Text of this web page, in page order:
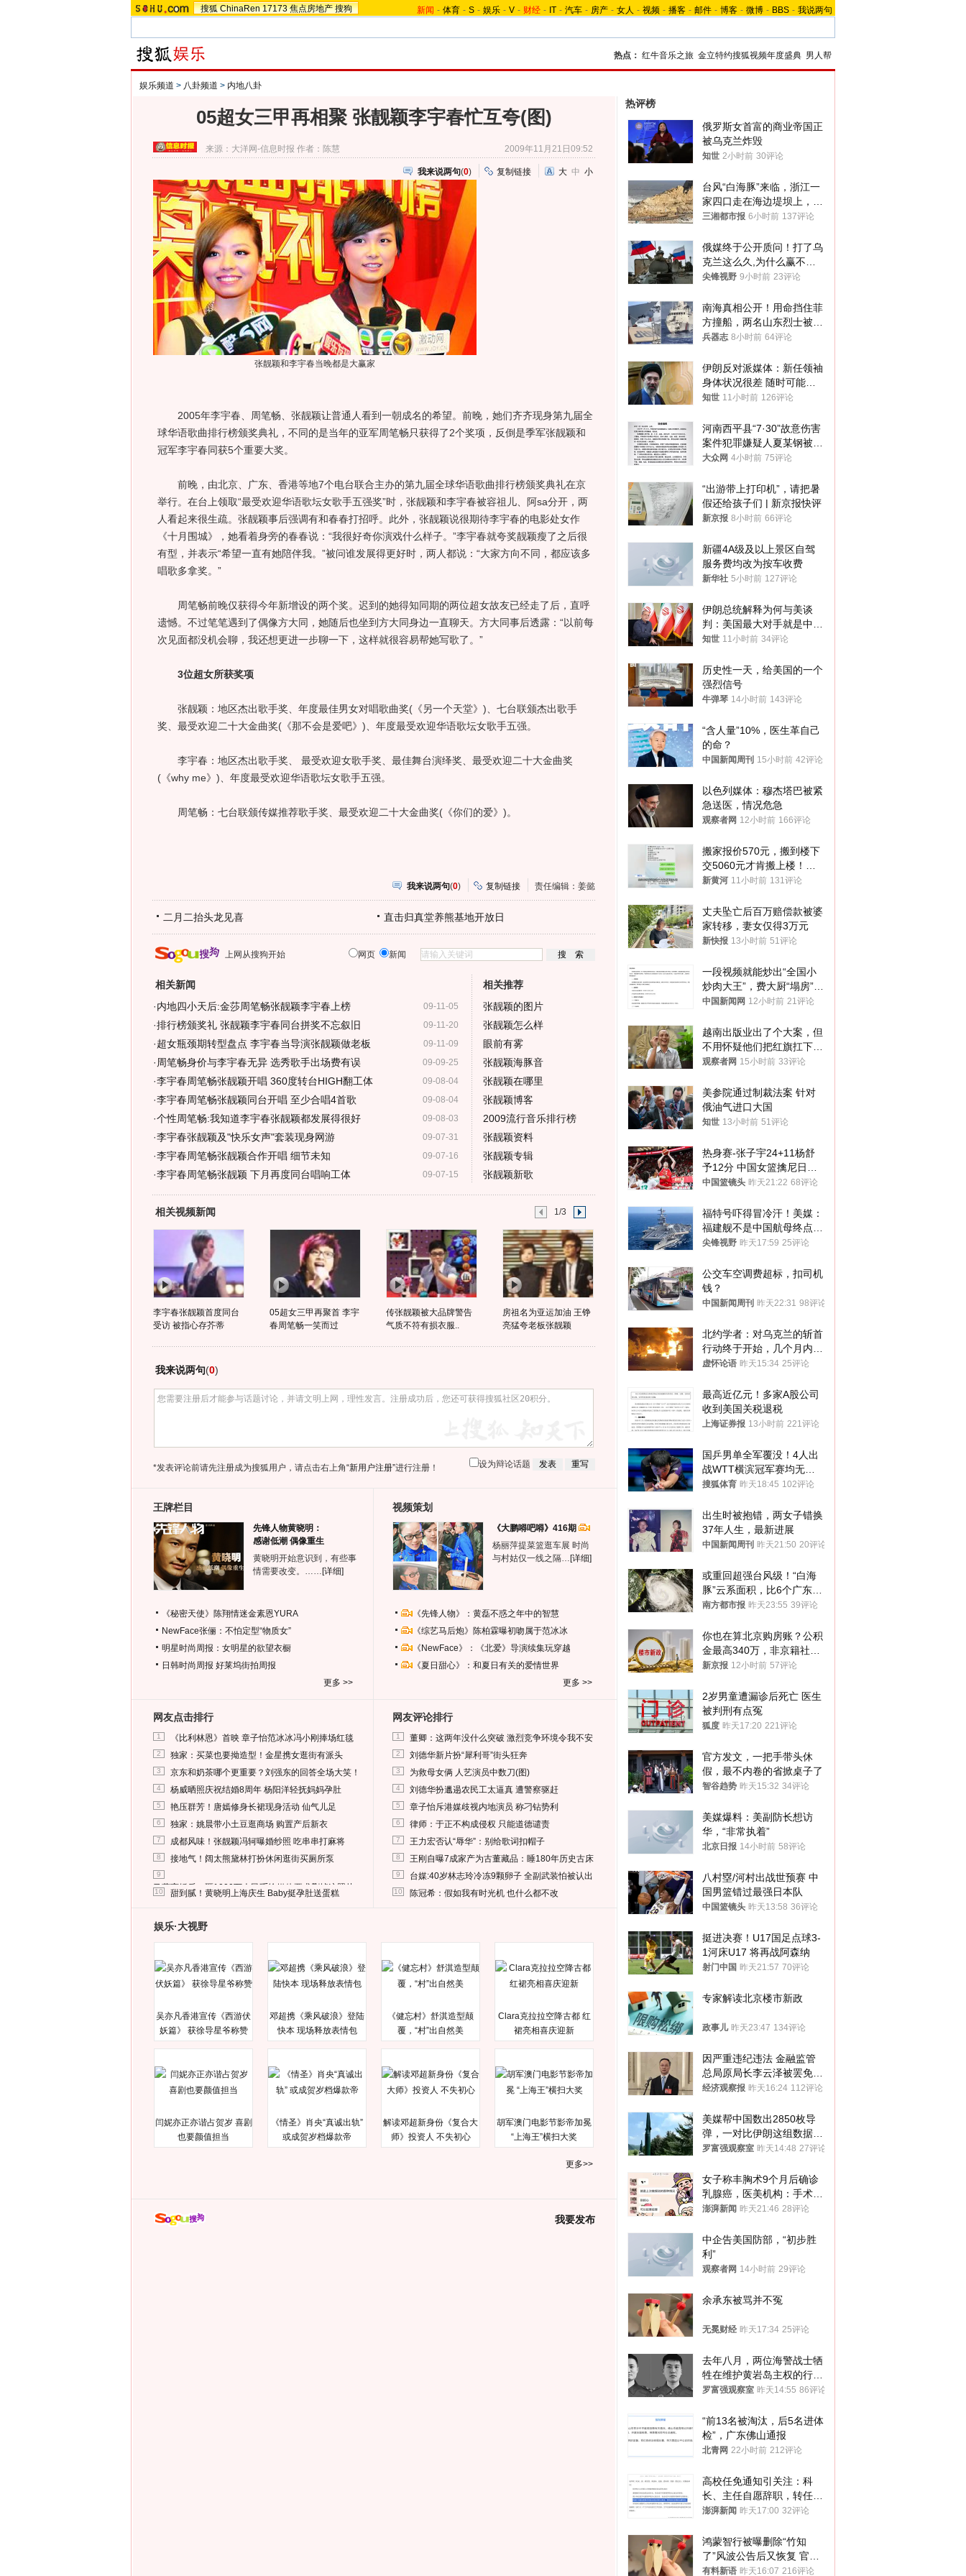
搜狐 ChinaRen 17173 焦点房地产 搜狗 新闻 - 体育 - S - 娱乐 - V - 财经 - IT - 汽车 - 房产 - 女人 - 视频 - 播客 - 邮件 - 博客 - 微博 - BBS - 我说两句
热点： 红牛音乐之旅 金立特约搜狐视频年度盛典 男人帮
娱乐频道 > 八卦频道 > 内地八卦
05超女三甲再相聚 张靓颖李宇春忙互夸(图)
来源： 大洋网-信息时报 作者：陈慧 2009年11月21日09:52
我来说两句(0) 复制链接 大 中 小
张靓颖和李宇春当晚都是大赢家
2005年李宇春、周笔畅、张靓颖让普通人看到一朝成名的希望。前晚，她们齐齐现身第九届全
球华语歌曲排行榜颁奖典礼，不同的是当年的亚军周笔畅只获得了2个奖项，反倒是季军张靓颖和
冠军李宇春同获5个重要大奖。
前晚，由北京、广东、香港等地7个电台联合主办的第九届全球华语歌曲排行榜颁奖典礼在京
举行。在台上领取“最受欢迎华语歌坛女歌手五强奖”时，张靓颖和李宇春被容祖儿、阿sa分开，两
人看起来很生疏。张靓颖事后强调有和春春打招呼。此外，张靓颖说很期待李宇春的电影处女作
《十月围城》，她看着身旁的春春说：“我很好奇你演戏什么样子。”李宇春就夸奖靓颖瘦了之后很
有型，并表示“希望一直有她陪伴我。”被问谁发展得更好时，两人都说：“大家方向不同，都应该多
唱歌多拿奖。”
周笔畅前晚仅获得今年新增设的两个奖。迟到的她得知同期的两位超女故友已经走了后，直呼
遗憾。不过笔笔遇到了偶像方大同，她随后也坐到方大同身边一直聊天。方大同事后透露：“以前每
次见面都没机会聊，我还想更进一步聊一下，这样就很容易帮她写歌了。”
3位超女所获奖项
张靓颖：地区杰出歌手奖、年度最佳男女对唱歌曲奖(《另一个天堂》)、七台联颁杰出歌手
奖、最受欢迎二十大金曲奖(《那不会是爱吧》)、年度最受欢迎华语歌坛女歌手五强。
李宇春：地区杰出歌手奖、 最受欢迎女歌手奖、最佳舞台演绎奖、最受欢迎二十大金曲奖
(《why me》)、年度最受欢迎华语歌坛女歌手五强。
周笔畅：七台联颁传媒推荐歌手奖、最受欢迎二十大金曲奖(《你们的爱》)。
我来说两句(0) 复制链接 责任编辑：姜懿
二月二抬头龙见喜 直击归真堂养熊基地开放日
上网从搜狗开始 网页 新闻
相关新闻
09-11-05
·内地四小天后:金莎周笔畅张靓颖李宇春上榜
09-11-20
·排行榜颁奖礼 张靓颖李宇春同台拼奖不忘叙旧
09-11-09
·超女瓶颈期转型盘点 李宇春当导演张靓颖做老板
09-09-25
· 周笔畅身价与李宇春无异 选秀歌手出场费有误
09-08-04
·李宇春周笔畅张靓颖开唱 360度转台HIGH翻工体
09-08-04
·李宇春周笔畅张靓颖同台开唱 至少合唱4首歌
09-08-03
·个性周笔畅:我知道李宇春张靓颖都发展得很好
09-07-31
·李宇春张靓颖及"快乐女声"套装现身网游
09-07-16
·李宇春周笔畅张靓颖合作开唱 细节未知
09-07-15
·李宇春周笔畅张靓颖 下月再度同台唱响工体
相关推荐
张靓颖的图片
张靓颖怎么样
眼前有雾
张靓颖海豚音
张靓颖在哪里
张靓颖博客
2009流行音乐排行榜
张靓颖资料
张靓颖专辑
张靓颖新歌
相关视频新闻 1/3
李宇春张靓颖首度同台
受访 被指心存芥蒂
05超女三甲再聚首 李宇
春周笔畅一笑而过
传张靓颖被大品牌警告
气质不符有损衣服..
房祖名为亚运加油 王铮
亮猛夸老板张靓颖
我来说两句(0)
*发表评论前请先注册成为搜狐用户，请点击右上角“新用户注册”进行注册！ 设为辩论话题
王牌栏目
先锋人物黄晓明：
感谢低潮 偶像重生
黄晓明开始意识到，有些事
情需要改变。…… [详细]
《秘密天使》陈翔情迷金素恩YURA
NewFace张俪：不怕定型“物质女”
明星时尚周报：女明星的欲望衣橱
日韩时尚周报 好莱坞街拍周报
更多 >>
视频策划
《大鹏嘚吧嘚》416期
杨丽萍提菜篮逛车展 时尚
与村姑仅一线之隔… [详细]
《先锋人物》：黄磊不惑之年中的智慧
《综艺马后炮》陈柏霖曝初吻属于范冰冰
《NewFace》：《北爱》导演续集玩穿越
《夏日甜心》：和夏日有关的爱情世界
更多 >>
网友点击排行
1 《比利林恩》首映 章子怡范冰冰冯小刚捧场红毯
2 独家：买菜也要拗造型！金星携女逛街有派头
3 京东和奶茶哪个更重要？刘强东的回答全场大笑！
4 杨威晒照庆祝结婚8周年 杨阳洋轻抚妈妈孕肚
5 艳压群芳！唐嫣修身长裙现身活动 仙气儿足
6 独家：姚晨带小土豆逛商场 购置产后新衣
7 成都风味！张靓颖冯轲曝婚纱照 吃串串打麻将
8 接地气！阔太熊黛林打扮休闲逛街买厕所泵
9
马蓉离婚后，砸1000万人民币给媒体要求删掉这照片
10 甜到腻！黄晓明上海庆生 Baby挺孕肚送蛋糕
网友评论排行
1 董卿：这两年没什么突破 激烈竞争环境令我不安
2 刘德华新片扮“犀利哥”街头狂奔
3 为救母女俩 人艺演员中数刀(图)
4 刘德华扮邋遢农民工太逼真 遭警察驱赶
5 章子怡斥港媒歧视内地演员 称刁钻势利
6 律师：于正不构成侵权 只能道德谴责
7 王力宏否认“辱华”：别给歌词扣帽子
8 王刚自曝7成家产为古董藏品：睡180年历史古床
9 台媒:40岁林志玲冷冻9颗卵子 全副武装怕被认出
10 陈冠希：假如我有时光机 也什么都不改
娱乐·大视野
吴亦凡香港宣传《西游伏
妖篇》 获徐导星爷称赞
邓超携《乘风破浪》登陆
快本 现场释放表情包
《健忘村》舒淇造型颠
覆，“村”出自然美
Clara克拉拉空降古都 红
裙亮相喜庆迎新
闫妮亦正亦谐占贺岁 喜剧
也要颜值担当
《情圣》肖央“真诚出轨”
或成贺岁档爆款帝
解读邓超新身份《复合大
师》投资人 不失初心
胡军澳门电影节影帝加冕
“上海王”横扫大奖
更多>>
我要发布
热评榜
俄罗斯女首富的商业帝国正
被乌克兰炸毁
知世 2小时前 30评论
台风“白海豚”来临，浙江一
家四口走在海边堤坝上，其
中9岁男孩被巨浪卷入海
三湘都市报 6小时前 137评论
俄媒终于公开质问！打了乌
克兰这么久,为什么赢不了?
答案令人沉默
尖锋视野 9小时前 23评论
南海真相公开！用命挡住菲
方撞船，两名山东烈士被授
武警最高荣誉
兵器志 8小时前 64评论
伊朗反对派媒体：新任领袖
身体状况很差 随时可能离
世
知世 11小时前 126评论
河南西平县“7·30”故意伤害
案件犯罪嫌疑人夏某钢被抓
获
大众网 4小时前 75评论
“出游带上打印机”，请把暑
假还给孩子们 | 新京报快评
新京报 8小时前 66评论
新疆4A级及以上景区自驾
服务费均改为按车收费
新华社 5小时前 127评论
伊朗总统解释为何与美谈
判：美国最大对手就是中
国，但他们也在对话
知世 11小时前 34评论
历史性一天，给美国的一个
强烈信号
牛弹琴 14小时前 143评论
“含人量”10%，医生革自己
的命？
中国新闻周刊 15小时前 42评论
以色列媒体：穆杰塔巴被紧
急送医，情况危急
观察者网 12小时前 166评论
搬家报价570元，搬到楼下
交5060元才肯搬上楼！女
子傻眼了……
新黄河 11小时前 131评论
丈夫坠亡后百万赔偿款被婆
家转移，妻女仅得3万元
新快报 13小时前 51评论
一段视频就能炒出“全国小
炒肉大王”，费大厨“塌房”了
吗？
中国新闻网 12小时前 21评论
越南出版业出了个大案，但
不用怀疑他们把红旗扛下去
的决心
观察者网 15小时前 33评论
美参院通过制裁法案 针对
俄油气进口大国
知世 13小时前 51评论
热身赛-张子宇24+11杨舒
予12分 中国女篮擒尼日利
亚
中国篮镜头 昨天21:22 68评论
福特号吓得冒冷汗！美媒：
福建舰不是中国航母终点，
而是新起点！
尖锋视野 昨天17:59 25评论
公交车空调费超标，扣司机
钱？
中国新闻周刊 昨天22:31 98评论
北约学者：对乌克兰的斩首
行动终于开始，几个月内乌
将投降
虚怀论语 昨天15:34 25评论
最高近亿元！多家A股公司
收到美国关税退税
上海证券报 13小时前 221评论
国乒男单全军覆没！4人出
战WTT横滨冠军赛均无缘
八强
搜狐体育 昨天18:45 102评论
出生时被抱错，两女子错换
37年人生，最新进展
中国新闻周刊 昨天21:50 20评论
或重回超强台风级！“白海
豚”云系面积，比6个广东还
大！深圳官方：注意这件事
南方都市报 昨天23:55 39评论
你也在算北京购房账？公积
金最高340万，非京籍社保
1年
新京报 12小时前 57评论
2岁男童遭漏诊后死亡 医生
被判刑有点冤
狐度 昨天17:20 221评论
官方发文，一把手带头休
假，最不内卷的省掀桌子了
智谷趋势 昨天15:32 34评论
美媒爆料：美副防长想访
华，“非常执着”
北京日报 14小时前 58评论
八村塁/河村出战世预赛 中
国男篮错过最强日本队
中国篮镜头 昨天13:58 36评论
挺进决赛！U17国足点球3-
1河床U17 将再战阿森纳
射门中国 昨天21:57 70评论
专家解读北京楼市新政
政事儿 昨天23:47 134评论
因严重违纪违法 金融监管
总局原局长李云泽被罢免全
国人大代表
经济观察报 昨天16:24 112评论
美媒帮中国数出2850枚导
弹，一对比伊朗这组数据，
发现出大事了
罗富强观察室 昨天14:48 27评论
女子称丰胸术9个月后确诊
乳腺癌，医美机构：手术不
可能引发癌症，建议走司法
澎湃新闻 昨天21:46 28评论
中企告美国防部，“初步胜
利”
观察者网 14小时前 29评论
余承东被骂并不冤
无冕财经 昨天17:34 25评论
去年八月，两位海警战士牺
牲在维护黄岩岛主权的行动
中
罗富强观察室 昨天14:55 86评论
“前13名被淘汰，后5名进体
检”，广东佛山通报
北青网 22小时前 212评论
高校任免通知引关注：科
长、主任自愿辞职，转任思
政辅导员
澎湃新闻 昨天17:00 32评论
鸿蒙智行被曝删除“竹知
了”风波公告后又恢复 官媒
曾力挺：劝华为要大度的，
有料新语 昨天16:07 216评论